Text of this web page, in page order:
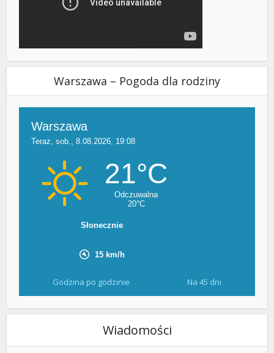
Warszawa – Pogoda dla rodziny
Godzina po godzinie Na 45 dni
Wiadomości